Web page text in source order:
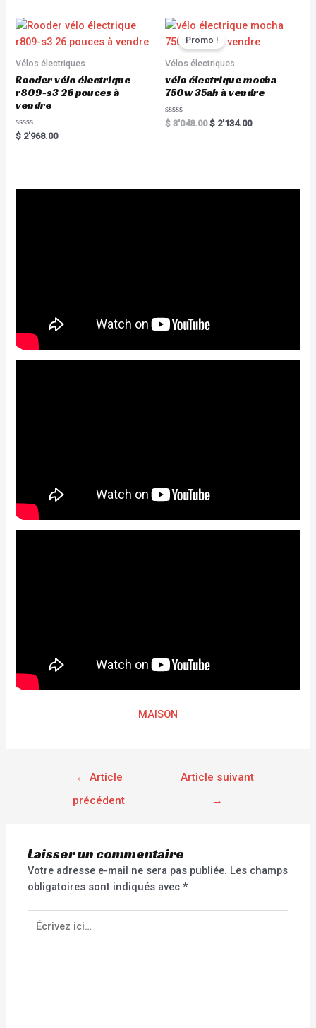
5
o
u
t
o
5
Vélos électriques
Rooder vélo électrique
r809-s3 26 pouces à
vendre
R
a
$ 2'968.00
Promo !
Vélos électriques
vélo électrique mocha
750w 35ah à vendre
R
a
t
$3'048.00 $ 2'134.00
MAISON
← Article
précédent
Article suivant
→
Laisser un commentaire
Votre adresse e-mail ne sera pas publiée. Les champs
obligatoires sont indiqués avec*
Écrivez
ici…